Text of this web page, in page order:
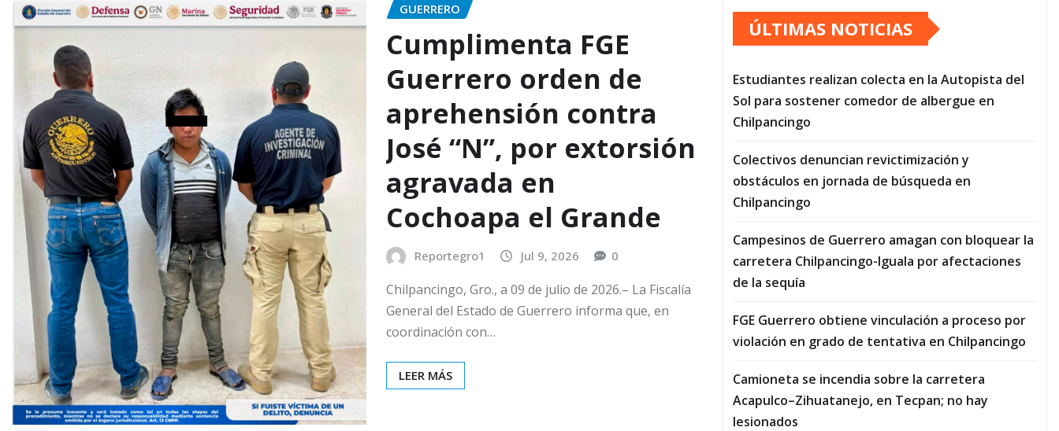
GUERRERO
Cumplimenta FGE
Guerrero orden de
aprehensión contra
José “N”, por extorsión
agravada en
Cochoapa el Grande
Reportegro1 Jul 9, 2026 0
Chilpancingo, Gro., a 09 de julio de 2026.– La Fiscalía
General del Estado de Guerrero informa que, en
coordinación con…
LEER MÁS
ÚLTIMAS NOTICIAS
Estudiantes realizan colecta en la Autopista del
Sol para sostener comedor de albergue en
Chilpancingo
Colectivos denuncian revictimización y
obstáculos en jornada de búsqueda en
Chilpancingo
Campesinos de Guerrero amagan con bloquear la
carretera Chilpancingo-Iguala por afectaciones
de la sequía
FGE Guerrero obtiene vinculación a proceso por
violación en grado de tentativa en Chilpancingo
Camioneta se incendia sobre la carretera
Acapulco–Zihuatanejo, en Tecpan; no hay
lesionados